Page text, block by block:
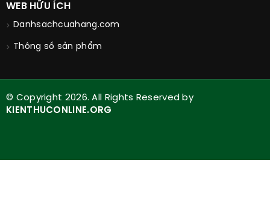
WEB HỮU ÍCH
Danhsachcuahang.com
Thông số sản phẩm
© Copyright 2026. All Rights Reserved by
KIENTHUCONLINE.ORG